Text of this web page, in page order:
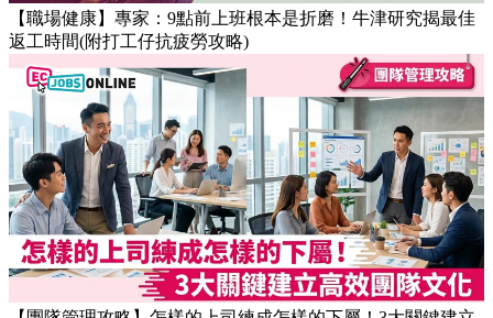
【職場健康】專家：9點前上班根本是折磨！牛津研究揭最佳
返工時間(附打工仔抗疲勞攻略)